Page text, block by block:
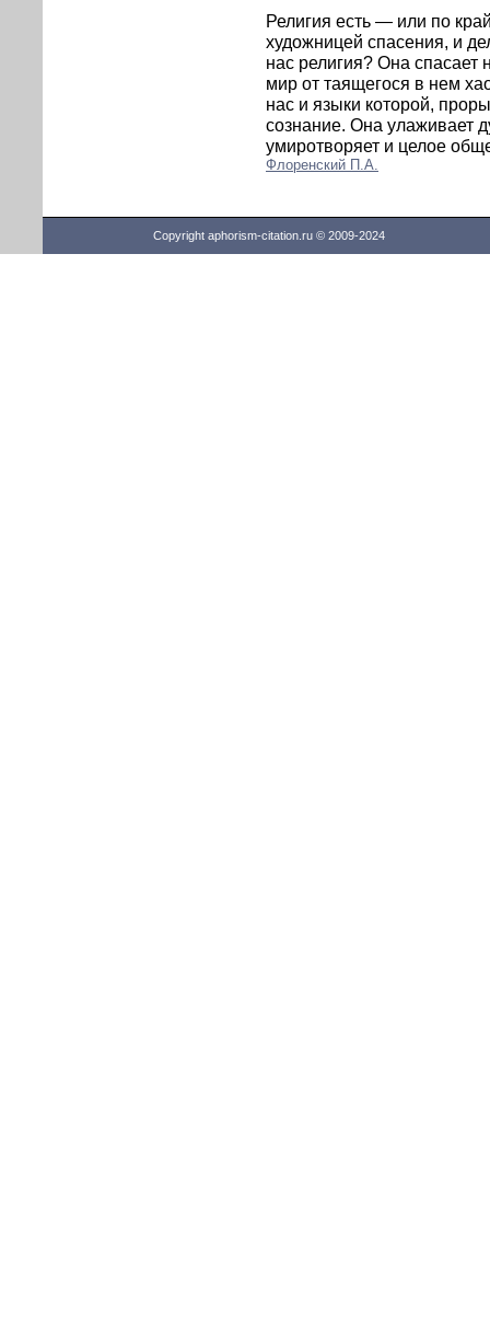
Религия есть — или по
художницей спасения, и
нас религия? Она
мир от таящегося в нем
нас и языки которой,
сознание. Она улаживает
умиротворяет и целое
Флоренский П.А.
Copyright aphorism-citation.ru © 2009-2024